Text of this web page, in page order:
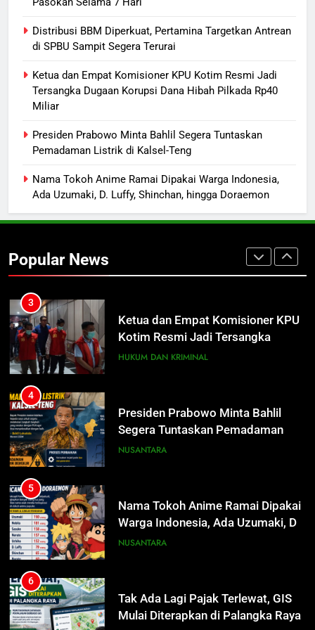
Distribusi BBM Diperkuat, Pertamina Targetkan Antrean
di SPBU Sampit Segera Terurai
Ketua dan Empat Komisioner KPU Kotim Resmi Jadi
Tersangka Dugaan Korupsi Dana Hibah Pilkada Rp40
Miliar
Presiden Prabowo Minta Bahlil Segera Tuntaskan
Pemadaman Listrik di Kalsel-Teng
Nama Tokoh Anime Ramai Dipakai Warga Indonesia,
Ada Uzumaki, D. Luffy, Shinchan, hingga Doraemon
Popular News
8
Kebakaran Hebat Ludeskan
Palangka Raya, Diduga Sengaja
Dibakar Penghuninya
HUKUM DAN KRIMINAL
Sistem Listrik Kalselteng Masih
Siaga, PLN Batasi Pasokan Selama
Distribusi BBM Diperkuat,
Pertamina Targetkan Antrean di
SPBU Sampit Segera Terurai
3
Ketua dan Empat Komisioner KPU
Kotim Resmi Jadi Tersangka
Dugaan Korupsi Dana Hibah
HUKUM DAN KRIMINAL
4
Presiden Prabowo Minta Bahlil
Segera Tuntaskan Pemadaman
Listrik di Kalsel-Teng
NUSANTARA
5
Nama Tokoh Anime Ramai Dipakai
Warga Indonesia, Ada Uzumaki, D.
Luffy, Shinchan, hingga Doraemon
NUSANTARA
6
Tak Ada Lagi Pajak Terlewat, GIS
Mulai Diterapkan di Palangka Raya
5
Nama Tokoh Anime Ramai Dipakai